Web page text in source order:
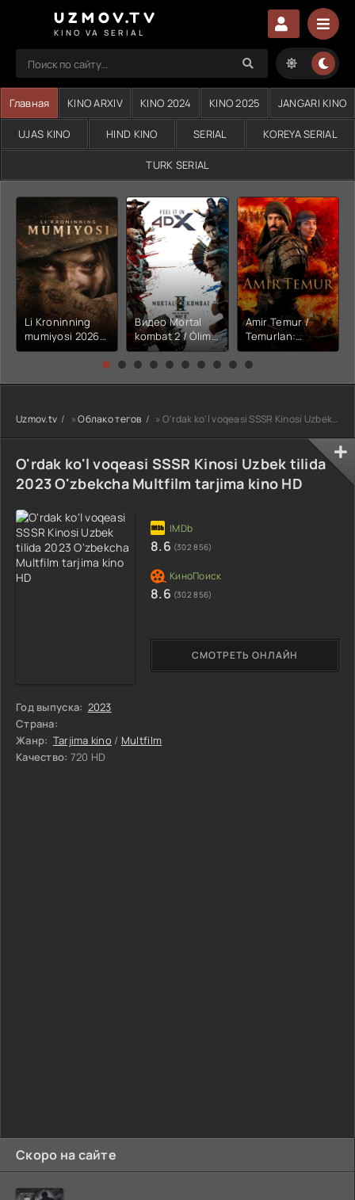
UZMOV.TV
KINO VA SERIAL
Главная KINO ARXIV KINO 2024 KINO 2025 JANGARI KINO
UJAS KINO HIND KINO SERIAL KOREYA SERIAL
TURK SERIAL
Li Kroninning
mumiyosi 2026
(uzbek tilida
kino) tarjima HD
Видео Mortal
kombat 2 / Ólim
jangi 2 (2026)
Uzbek tilida
Amir Temur /
Temurlan:
Fathchining
yuksalishi
tarjima kino Full
HD tas-ix
Скоро на сайте
Uzmov.tv »Облако тегов » O'rdak ko'l voqeasi SSSR Kinosi Uzbek tilida 2023 O'zbekcha Multfilm tarjima kino HD
O'rdak ko'l voqeasi SSSR Kinosi Uzbek tilida
2023 O'zbekcha Multfilm tarjima kino HD
Год выпуска: 2023
Страна:
Жанр: Tarjima kino / Multfilm
Качество: 720 HD
СМОТРЕТЬ ОНЛАЙН
8.6 (302 856)
8.6 (302 856)